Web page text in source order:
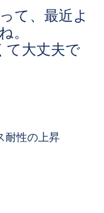
て、最近よ
。
て大丈夫で
耐性の上昇